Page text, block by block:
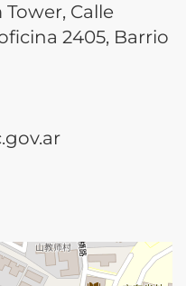
Calle
2405, Barrio